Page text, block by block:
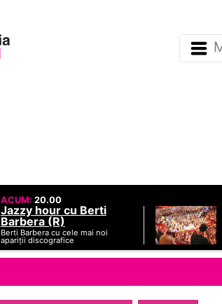
ACUM: 20.00
Jazzy hour cu Berti
Barbera (R)
Berti Barbera cu cele mai noi
apariții discografice